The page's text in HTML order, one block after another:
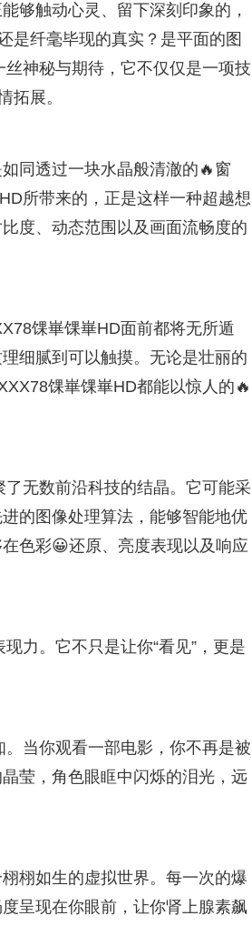
够触动心灵、留下深刻印象的，
是纤毫毕现的真实？是平面的图
神秘与期待，它不仅仅是一项技
拓展。
同透过一块水晶般清澈的🔥窗
所带来的，正是这样一种超越想
度、动态范围以及画面流畅度的
馃崋馃崋HD面前都将无所遁
细腻到可以触摸。无论是壮丽的
馃崋馃崋HD都能以惊人的🔥
无数前沿科技的结晶。它可能采
的图像处理算法，能够智能地优
色彩😀还原、亮度表现以及响应
力。它不只是让你“看见”，更是
当你观看一部电影，你不再是被
莹，角色眼眶中闪烁的泪光，远
栩如生的虚拟世界。每一次的爆
呈现在你眼前，让你肾上腺素飙